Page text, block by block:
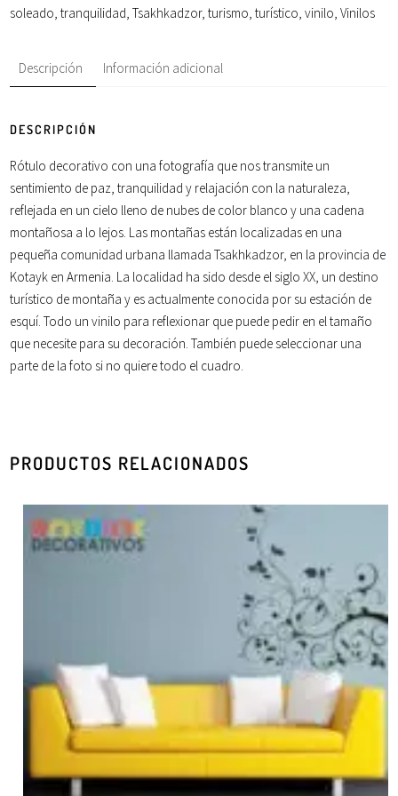
soleado,tranquilidad,Tsakhkadzor,turismo,turístico,vinilo,Vinilos
Descripción Información adicional
DESCRIPCIÓN
Rótulo decorativo con unafotografía que nos transmite un
sentimiento de paz,tranquilidad y relajación con la naturaleza,
reflejada en un cielo lleno de nubes de color blanco y una cadena
montañosa a lo lejos. Las montañas están localizadas en una
pequeña comunidad urbana llamada Tsakhkadzor, en la provincia de
Kotayk en Armenia. La localidad ha sido desde el siglo XX, un destino
turístico de montaña y es actualmente conocida por su estación de
esquí. Todo un vinilo para reflexionar que puede pedir en el tamaño
que necesite para su decoración. También puede seleccionar una
parte de la foto si no quiere todo el cuadro.
PRODUCTOS RELACIONADOS